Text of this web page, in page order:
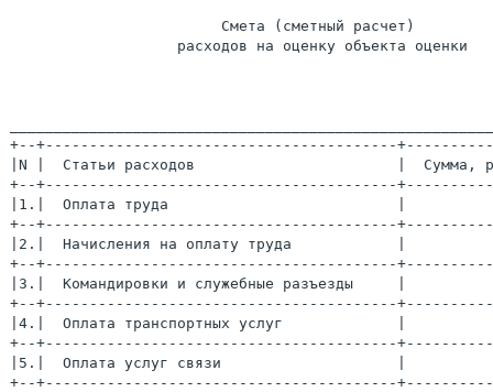
                        Смета (сметный расчет)
                   расходов на оценку объекта оценки
+--+----------------------------------------
|N |  Статьи расходов                       |  Сумма,
+--+----------------------------------------
|1.|  Оплата труда                          |
+--+----------------------------------------
|2.|  Начисления на оплату труда            |
+--+----------------------------------------
|3.|  Командировки и служебные разъезды     |
+--+----------------------------------------
|4.|  Оплата транспортных услуг             |
+--+----------------------------------------
|5.|  Оплата услуг связи                    |
+--+----------------------------------------